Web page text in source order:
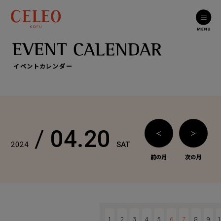
イベントカレンダー
2024 / 04.20SAT
＜
前の月
＞
次の月
1 2 3 4 5 6 7 8 9